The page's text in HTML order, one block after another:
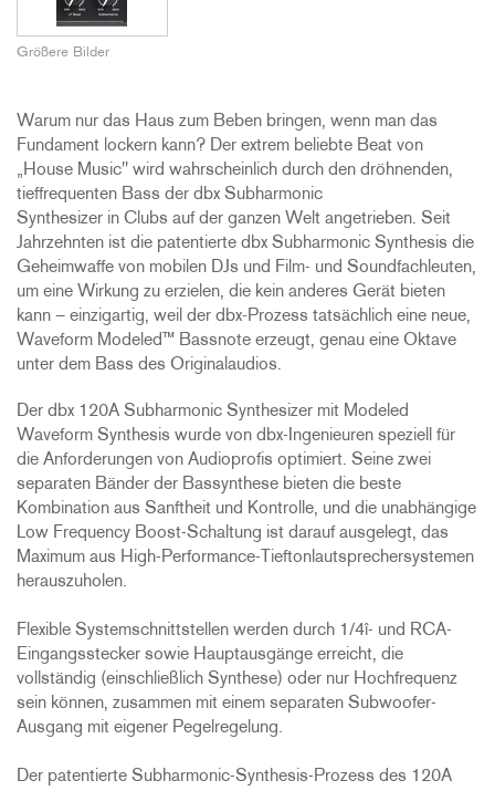
Größere Bilder
Warum nur das Haus zum Beben bringen, wenn man das
Fundament lockern kann? Der extrem beliebte Beat von
„House Music" wird wahrscheinlich durch den dröhnenden,
tieffrequenten Bass der dbx Subharmonic
Synthesizer in Clubs auf der ganzen Welt angetrieben. Seit
Jahrzehnten ist die patentierte dbx Subharmonic Synthesis die
Geheimwaffe von mobilen DJs und Film- und Soundfachleuten,
um eine Wirkung zu erzielen, die kein anderes Gerät bieten
kann – einzigartig, weil der dbx-Prozess tatsächlich eine neue,
Waveform Modeled™ Bassnote erzeugt, genau eine Oktave
unter dem Bass des Originalaudios.
Der dbx 120A Subharmonic Synthesizer mit Modeled
Waveform Synthesis wurde von dbx-Ingenieuren speziell für
die Anforderungen von Audioprofis optimiert. Seine zwei
separaten Bänder der Bassynthese bieten die beste
Kombination aus Sanftheit und Kontrolle, und die unabhängige
Low Frequency Boost-Schaltung ist darauf ausgelegt, das
Maximum aus High-Performance-Tieftonlautsprechersystemen
herauszuholen.
Flexible Systemschnittstellen werden durch 1/4î- und RCA-
Eingangsstecker sowie Hauptausgänge erreicht, die
vollständig (einschließlich Synthese) oder nur Hochfrequenz
sein können, zusammen mit einem separaten Subwoofer-
Ausgang mit eigener Pegelregelung.
Der patentierte Subharmonic-Synthesis-Prozess des 120A